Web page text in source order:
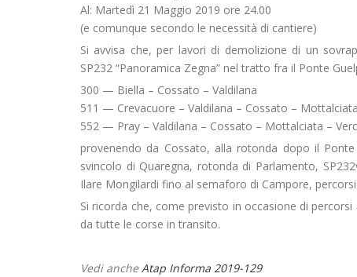
Al: Martedì 21 Maggio 2019 ore 24.00
(e comunque secondo le necessità di cantiere)
Si avvisa che, per lavori di demolizione di un
SP232 “Panoramica Zegna” nel tratto fra il Ponte
300 — Biella – Cossato – Valdilana
511 — Crevacuore – Valdilana – Cossato –
552 — Pray – Valdilana – Cossato – Mottalciata –
provenendo da Cossato, alla rotonda dopo il
svincolo di Quaregna, rotonda di Parlamento,
Ilare Mongilardi fino al semaforo di Campore,
Si ricorda che, come previsto in occasione di
da tutte le corse in transito.
Vedi ancheAtap Informa 2019-129